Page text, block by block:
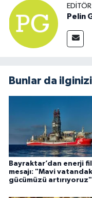
Pelin
Bunlar da
Bayraktar’dan enerji
mesajı: "Mavi
gücümüzü artırıyoruz"